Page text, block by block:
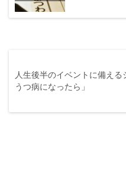
人生後半のイベントに備える
うつ病になったら」